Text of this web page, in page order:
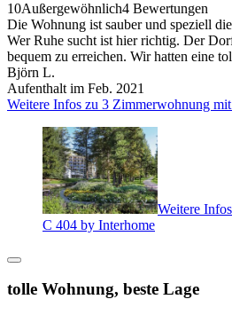
10Außergewöhnlich4 Bewertungen
Die Wohnung ist sauber und speziell
Wer Ruhe sucht ist hier richtig. Der
bequem zu erreichen. Wir hatten eine
Björn L.
Aufenthalt im Feb. 2021
Weitere Infos zu 3 Zimmerwohnung mit
Weitere
C 404 by Interhome
tolle Wohnung, beste Lage